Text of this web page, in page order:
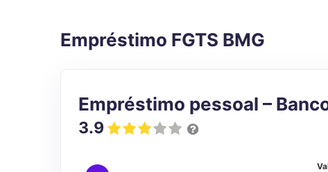
Empréstimo FGTS BMG
Empréstimo pessoal –
3.9